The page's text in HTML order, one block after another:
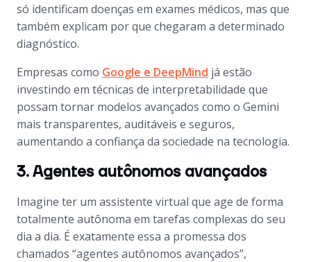
só identificam doenças em exames médicos, mas que
também explicam por que chegaram a determinado
diagnóstico.
Empresas como Google e DeepMind já estão
investindo em técnicas de interpretabilidade que
possam tornar modelos avançados como o Gemini
mais transparentes, auditáveis e seguros,
aumentando a confiança da sociedade na tecnologia.
3. Agentes autônomos avançados
Imagine ter um assistente virtual que age de forma
totalmente autônoma em tarefas complexas do seu
dia a dia. É exatamente essa a promessa dos
chamados “agentes autônomos avançados”,